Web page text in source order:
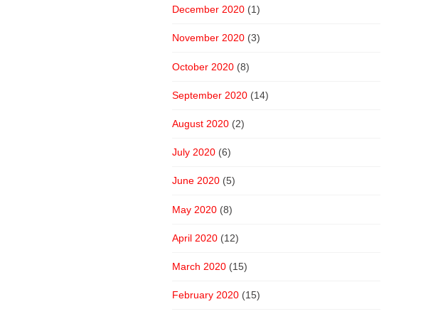
December 2020 (1)
November 2020 (3)
October 2020 (8)
September 2020 (14)
August 2020 (2)
July 2020 (6)
June 2020 (5)
May 2020 (8)
April 2020 (12)
March 2020 (15)
February 2020 (15)